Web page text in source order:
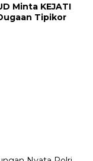
Minta KEJATI
Tipikor